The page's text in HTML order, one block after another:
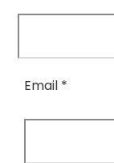
Email *